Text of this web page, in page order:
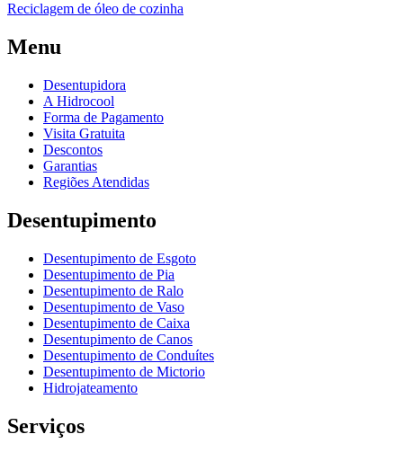
Reciclagem de óleo de cozinha
Menu
Desentupidora
A Hidrocool
Forma de Pagamento
Visita Gratuita
Descontos
Garantias
Regiões Atendidas
Desentupimento
Desentupimento de Esgoto
Desentupimento de Pia
Desentupimento de Ralo
Desentupimento de Vaso
Desentupimento de Caixa
Desentupimento de Canos
Desentupimento de Conduítes
Desentupimento de Mictorio
Hidrojateamento
Serviços